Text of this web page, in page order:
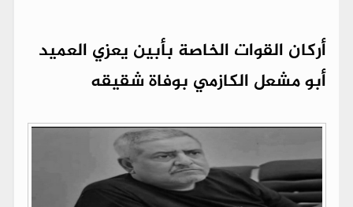
أركان القوات الخاصة بأبين يعزي العميد
أبو مشعل الكازمي بوفاة شقيقه